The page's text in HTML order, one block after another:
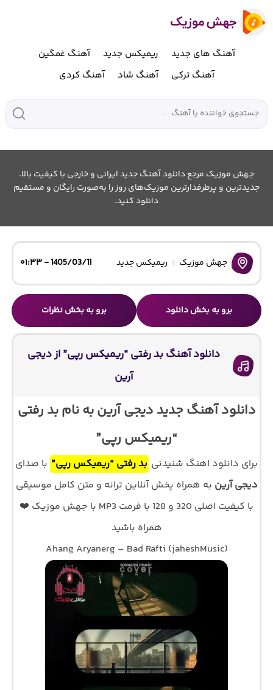
آهنگ های جدید ریمیکس جدید
آهنگ غمگین
آهنگ ترکی
آهنگ شاد آهنگ کردی
جهش موزیک مرجع دانلود آهنگ جدید ایرانی و خارجی با کیفیت بالا.
جدیدترین و پرطرفدارترین موزیک‌های روز را به‌صورت رایگان و مستقیم
دانلود کنید.
جهش موزیک ریمیکس جدید 1405/03/11 - ۰۱:۳۳
برو به بخش دانلود برو به بخش نظرات
دانلود آهنگ بد رفتی “ریمیکس رپی” از دیجی
آرین
دانلود آهنگ جدید دیجی آرین به نام بد رفتی
“ریمیکس رپی”
برای دانلود اهنگ شنیدنی بد رفتی “ریمیکس رپی” با صدای
دیجی آرین به همراه پخش آنلاین ترانه و متن کامل موسیقی
با کیفیت اصلی 320 و 128 با فرمت MP3 با جهش موزیک ❤️
همراه باشید
Ahang Aryanerg – Bad Rafti (jaheshMusic)